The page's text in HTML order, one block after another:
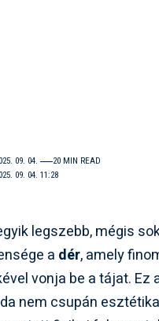
09. 04. 11:28
09. 04. 20 MIN READ
legszebb, mégis
a dér, amely
vonja be a tájat. Ez
nem csupán